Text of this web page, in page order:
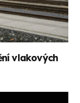
vlakových